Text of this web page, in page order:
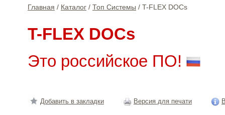
Главная / Каталог / Топ Системы / T-FLEX DOCs
T-FLEX DOCs
Это российское ПО!
Добавить в закладки Версия для печати